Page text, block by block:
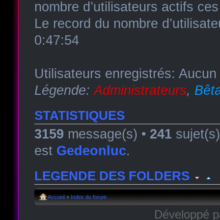
nombre d’utilisateurs actifs
Le record du nombre
0:47:54
Utilisateurs enregistrés:
Légende:Administrateurs,
STATISTIQUES
3159 message(s) • 241
est Gedeonluc.
LEGENDE DES FOLDERS
Forum avec sous-
Accueil » Index du forum
Développé